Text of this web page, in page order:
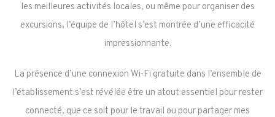
les meilleures activités locales, ou même pour organiser des
excursions, l’équipe de l’hôtel s’est montrée d’une efficacité
impressionnante.
La présence d’une connexion Wi-Fi gratuite dans l’ensemble de
l’établissement s’est révélée être un atout essentiel pour rester
connecté, que ce soit pour le travail ou pour partager mes